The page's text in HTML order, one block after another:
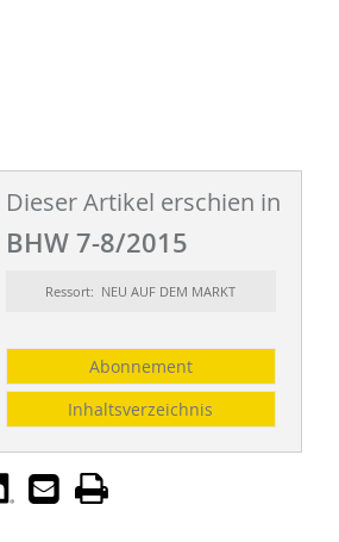
Dieser Artikel erschien in
BHW 7-8/2015
Ressort: NEU AUF DEM MARKT
Abonnement
Inhaltsverzeichnis